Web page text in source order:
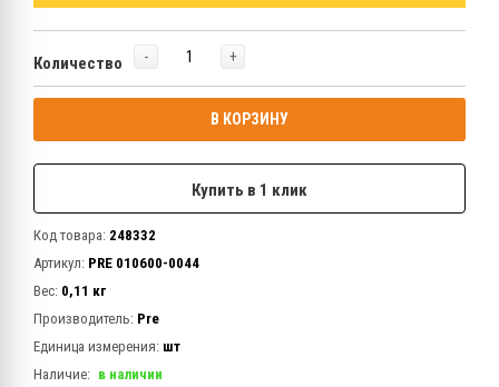
Количество - +
В КОРЗИНУ
Купить в 1 клик
Код товара: 248332
Артикул: PRE 010600-0044
Вес: 0,11 кг
Производитель: Pre
Единица измерения: шт
Наличие: в наличии